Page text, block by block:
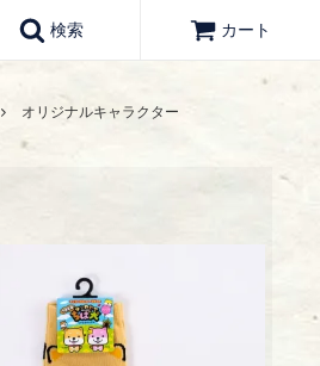
検索 カート
オリジナルキャラクター